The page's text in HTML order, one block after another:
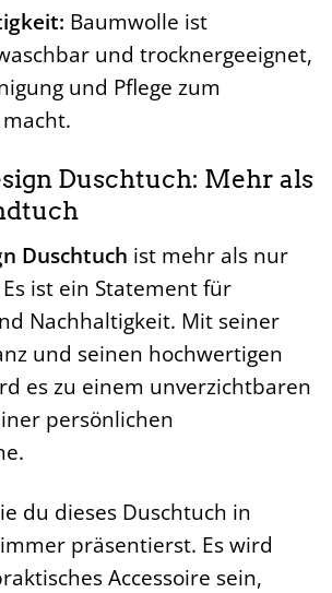
Baumwolle ist
und trocknergeeignet,
und Pflege zum
Duschtuch: Mehr als
Duschtuch ist mehr als nur
ist ein Statement für
Nachhaltigkeit. Mit seiner
und seinen hochwertigen
es zu einem unverzichtbaren
persönlichen
du dieses Duschtuch in
präsentierst. Es wird
Accessoire sein,